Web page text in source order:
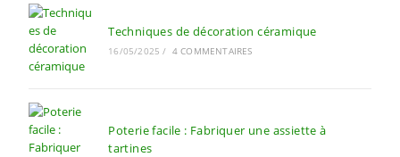
Techniques de décoration céramique
16/05/2025 / 4 COMMENTAIRES
Poterie facile : Fabriquer une assiette à
tartines